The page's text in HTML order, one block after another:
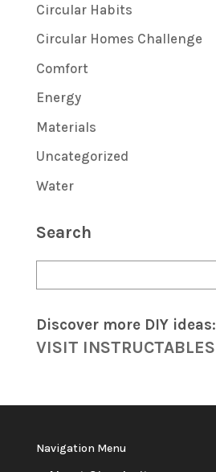
Circular Habits
Circular Homes Challenge
Comfort
Energy
Materials
Uncategorized
Water
Search
Discover more DIY ideas:
VISIT INSTRUCTABLES
Navigation Menu